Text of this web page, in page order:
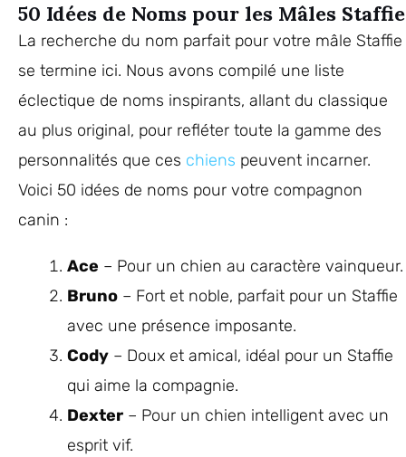
50 Idées de Noms pour les Mâles Staffie
La recherche du nom parfait pour votre mâle Staffie
se termine ici. Nous avons compilé une liste
éclectique de noms inspirants, allant du classique
au plus original, pour refléter toute la gamme des
personnalités que ces chiens peuvent incarner.
Voici 50 idées de noms pour votre compagnon
canin :
Ace – Pour un chien au caractère vainqueur.
Bruno – Fort et noble, parfait pour un Staffie
avec une présence imposante.
Cody – Doux et amical, idéal pour un Staffie
qui aime la compagnie.
Dexter – Pour un chien intelligent avec un
esprit vif.